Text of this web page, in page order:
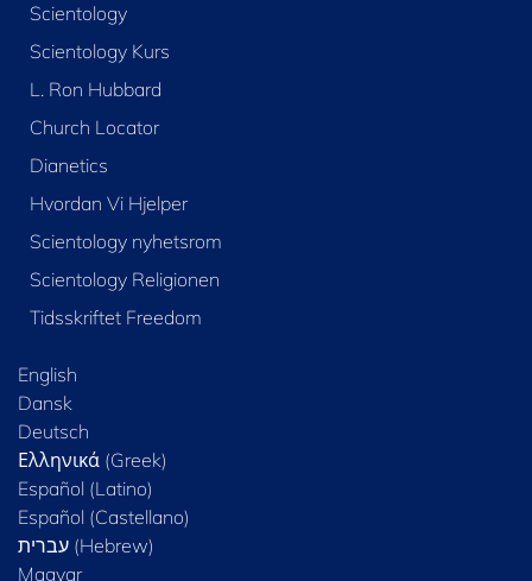
Scientology
Scientology Kurs
L. Ron Hubbard
Church Locator
Dianetics
Hvordan Vi Hjelper
Scientology nyhetsrom
Scientology Religionen
Tidsskriftet Freedom
English
Dansk
Deutsch
Ελληνικά (Greek)
Español (Latino)
Español (Castellano)
Magyar